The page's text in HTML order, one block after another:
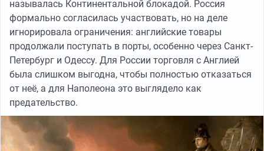
называлась Континентальной блокадой. Россия
формально согласилась участвовать, но на деле
игнорировала ограничения: английские товары
продолжали поступать в порты, особенно через Санкт-
Петербург и Одессу. Для России торговля с Англией
была слишком выгодна, чтобы полностью отказаться
от неё, а для Наполеона это выглядело как
предательство.